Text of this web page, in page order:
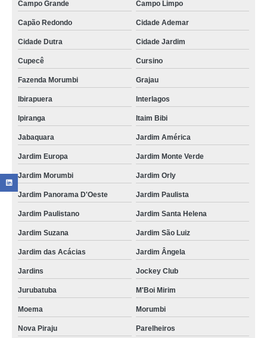
Campo Grande Campo Limpo
Capão Redondo Cidade Ademar
Cidade Dutra Cidade Jardim
Cupecê Cursino
Fazenda Morumbi Grajau
Ibirapuera Interlagos
Ipiranga Itaim Bibi
Jabaquara Jardim América
Jardim Europa Jardim Monte Verde
Jardim Morumbi Jardim Orly
Jardim Panorama D'Oeste Jardim Paulista
Jardim Paulistano Jardim Santa Helena
Jardim Suzana Jardim São Luiz
Jardim das Acácias Jardim Ângela
Jardins Jockey Club
Jurubatuba M'Boi Mirim
Moema Morumbi
Nova Piraju Parelheiros